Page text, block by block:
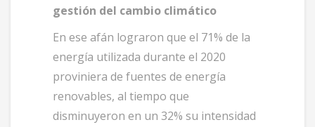
gestión del cambio climático
En ese afán lograron que el 71% de la
energía utilizada durante el 2020
proviniera de fuentes de energía
renovables, al tiempo que
disminuyeron en un 32% su intensidad